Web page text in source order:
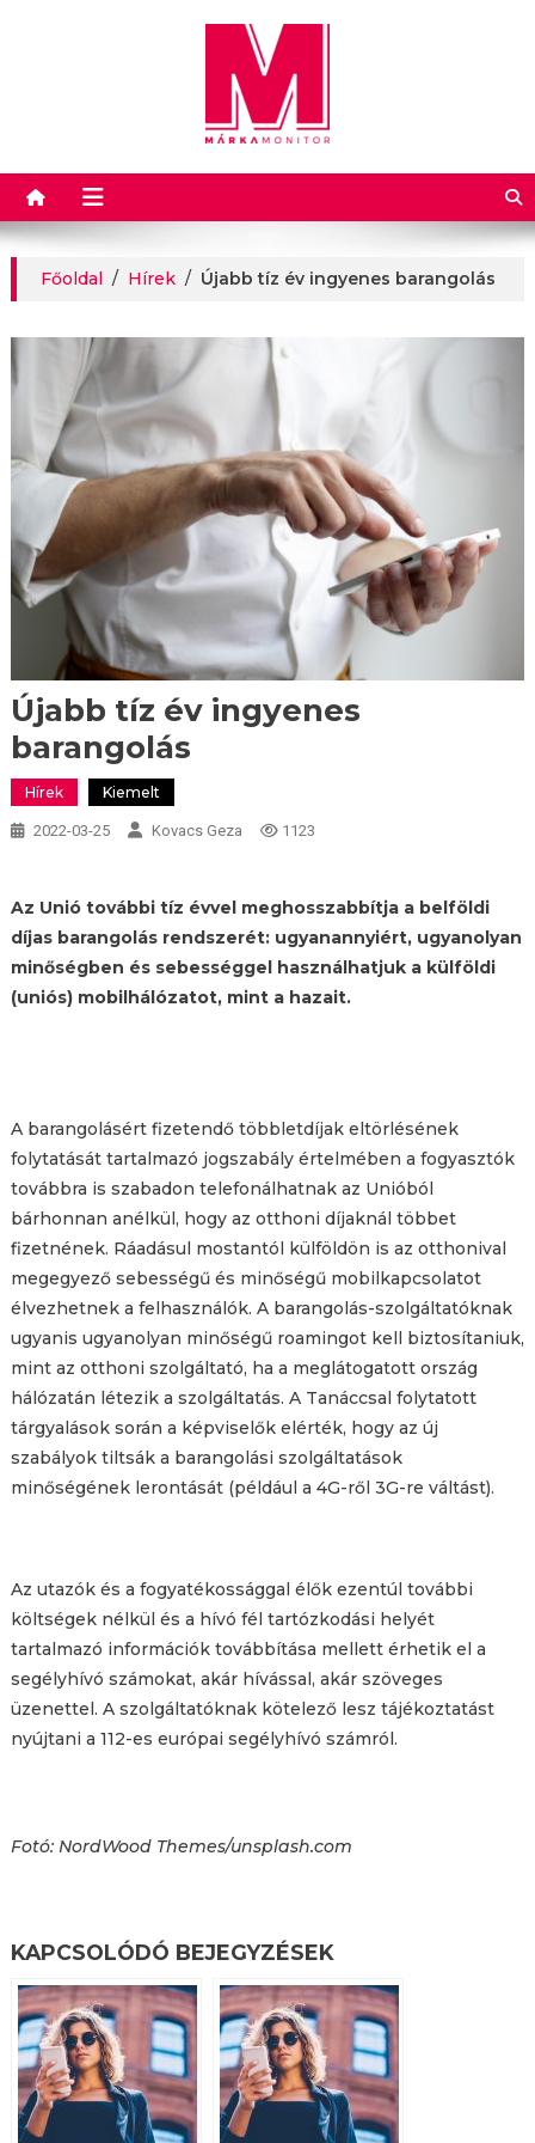
Márkamonitor
Főoldal / Hírek / Újabb tíz év ingyenes barangolás
Újabb tíz év ingyenes
barangolás
Hírek Kiemelt
2022-03-25 Kovacs Geza 1123
Az Unió további tíz évvel meghosszabbítja a belföldi
díjas barangolás rendszerét: ugyanannyiért, ugyanolyan
minőségben és sebességgel használhatjuk a külföldi
(uniós) mobilhálózatot, mint a hazait.
A barangolásért fizetendő többletdíjak eltörlésének
folytatását tartalmazó jogszabály értelmében a fogyasztók
továbbra is szabadon telefonálhatnak az Unióból
bárhonnan anélkül, hogy az otthoni díjaknál többet
fizetnének. Ráadásul mostantól külföldön is az otthonival
megegyező sebességű és minőségű mobilkapcsolatot
élvezhetnek a felhasználók. A barangolás-szolgáltatóknak
ugyanis ugyanolyan minőségű roamingot kell biztosítaniuk,
mint az otthoni szolgáltató, ha a meglátogatott ország
hálózatán létezik a szolgáltatás. A Tanáccsal folytatott
tárgyalások során a képviselők elérték, hogy az új
szabályok tiltsák a barangolási szolgáltatások
minőségének lerontását (például a 4G-ről 3G-re váltást).
Az utazók és a fogyatékossággal élők ezentúl további
költségek nélkül és a hívó fél tartózkodási helyét
tartalmazó információk továbbítása mellett érhetik el a
segélyhívó számokat, akár hívással, akár szöveges
üzenettel. A szolgáltatóknak kötelező lesz tájékoztatást
nyújtani a 112-es európai segélyhívó számról.
Fotó: NordWood Themes/unsplash.com
KAPCSOLÓDÓ BEJEGYZÉSEK